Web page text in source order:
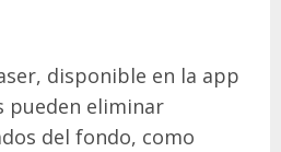
disponible en la app
pueden eliminar
del fondo, como